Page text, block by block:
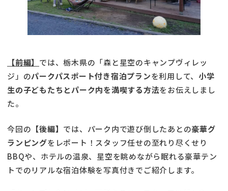
【前編】 では、栃木県の「森と星空のキャンプヴィレッ
ジ」のパークパスポート付き宿泊プランを利用して、 小学
生の子どもたちとパーク内を満喫する方法をお伝えしまし
た。
今回の 【後編】 では、パーク内で遊び倒したあとの豪華グ
ランピングをレポート！スタッフ任せの至れり尽くせり
BBQや、ホテルの温泉、星空を眺めながら眠れる豪華テン
トでのリアルな宿泊体験を写真付きでご紹介します。